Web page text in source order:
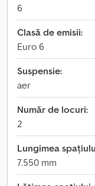
6
Clasă de emisii:
Euro 6
Suspensie:
aer
Număr de locuri:
2
Lungimea
7.550 mm